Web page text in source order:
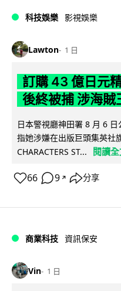
科技娛樂 影視娛樂
Lawton 1 日
訂購 43 億日元
後終被捕 涉海
日本警視廳神田署 8 月 6
指她涉嫌在出版巨頭集英社
CHARACTERS ST...
閱讀
66 9 ↗ 分享
商業科技 資訊保安
Vin 1 日